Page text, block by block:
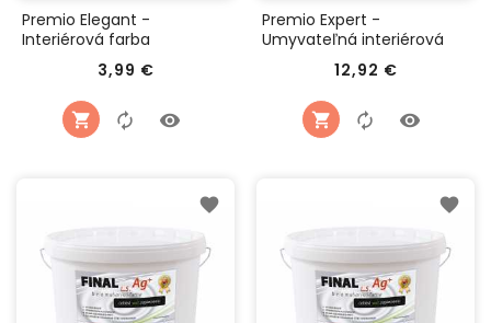
Premio Elegant -
Interiérová farba
3,99 €Cena
Premio Expert -
Umyvateľná interiérová
12,92 €Cena